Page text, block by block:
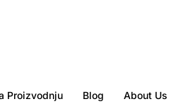
Proizvodnju Blog About Us